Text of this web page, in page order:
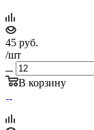
45 руб.
/шт
В корзину